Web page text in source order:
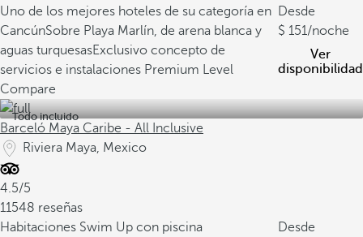
Uno de los mejores hoteles de su categoría en
CancúnSobre Playa Marlín, de arena blanca y
aguas turquesasExclusivo concepto de
servicios e instalaciones Premium Level
Desde
151/noche
Ver
disponibilidad
Compare
Todo incluido
Barceló Maya Caribe - All Inclusive
Riviera Maya, Mexico
4.5/5
11548 reseñas
Habitaciones Swim Up con piscina
Desde